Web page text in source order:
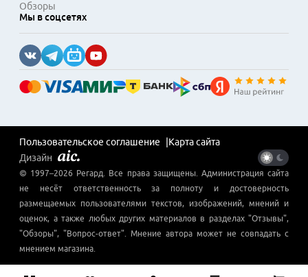
Обзоры
Мы в соцсетях
Пользовательское соглашение
Карта сайта
Дизайн
© 1997–2026 Регард . Все права защищены. Администрация сайта
не несёт ответственность за полноту и достоверность
размещаемых пользователями текстов, изображений, мнений и
оценок, а также любых других материалов в разделах "Отзывы",
"Обзоры", "Вопрос-ответ". Мнение автора может не совпадать с
мнением магазина.